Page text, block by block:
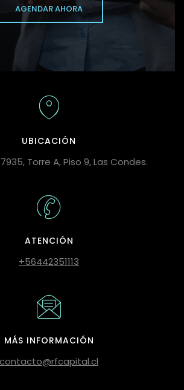
AGENDAR AHORA
UBICACIÓN
Torre A, Piso 9, Las Condes.
ATENCIÓN
+56442351113
MÁS INFORMACIÓN
contacto@rfcapital.cl